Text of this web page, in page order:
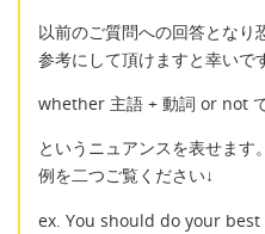
以前のご質問への回答となり
参考にして頂けますと幸いで
whether 主語 + 動詞 or not
というニュアンスを表せます。
例を二つご覧ください↓
ex. You should do your